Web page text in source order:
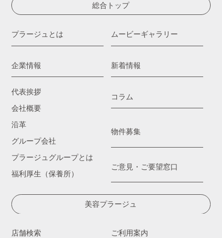
総合トップ
プラージュとは
企業情報
代表挨拶
会社概要
沿革
グループ会社
プラージュグループとは
福利厚生（保養所）
ムービーギャラリー
新着情報
コラム
物件募集
ご意見・ご要望窓口
美容プラージュ
店舗検索 ご利用案内